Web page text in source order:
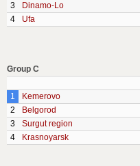
3
Dinamo-Lo
4
Ufa
Group C
1
Kemerovo
2
Belgorod
3
Surgut region
4
Krasnoyarsk